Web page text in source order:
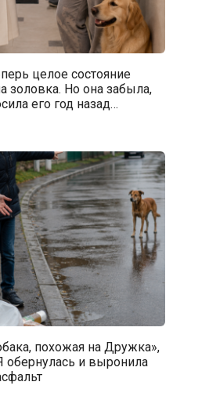
целое состояние
золовка. Но она забыла,
его год назад…
похожая на Дружка»,
обернулась и выронила